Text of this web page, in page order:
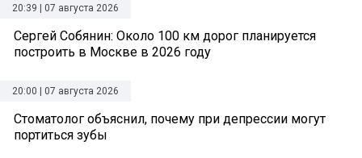
20:39 | 07 августа 2026
Сергей Собянин: Около 100 км дорог планируется
построить в Москве в 2026 году
20:00 | 07 августа 2026
Стоматолог объяснил, почему при депрессии могут
портиться зубы